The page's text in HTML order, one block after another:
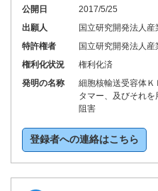
公開日
2017/5/25
出願人
国立研究開発法人
特許権者
国立研究開発法人
権利化状況
権利化済
発明の名称
細胞核輸送受容体
タマー、及びそれ
阻害
登録者への連絡はこちら